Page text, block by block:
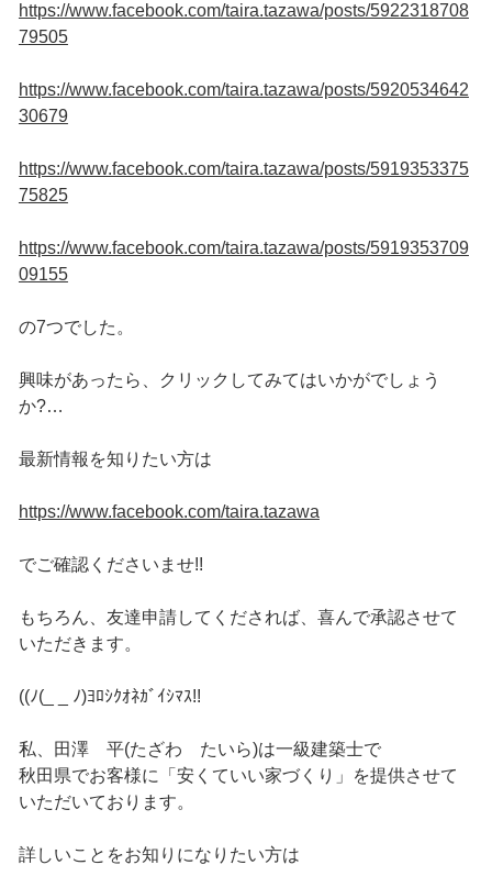
https://www.facebook.com/taira.tazawa/posts/5922318708
79505
https://www.facebook.com/taira.tazawa/posts/5920534642
30679
https://www.facebook.com/taira.tazawa/posts/5919353375
75825
https://www.facebook.com/taira.tazawa/posts/5919353709
09155
の7つでした。
興味があったら、クリックしてみてはいかがでしょう
か?…
最新情報を知りたい方は
https://www.facebook.com/taira.tazawa
でご確認くださいませ!!
もちろん、友達申請してくだされば、喜んで承認させて
いただきます。
((ﾉ(_ _ ﾉ)ﾖﾛｼｸｵﾈｶﾞｲｼﾏｽ!!
私、田澤 平(たざわ たいら)は一級建築士で
秋田県でお客様に「安くていい家づくり」を提供させて
いただいております。
詳しいことをお知りになりたい方は